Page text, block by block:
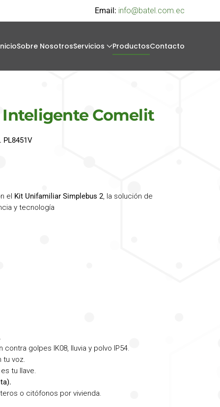
Email: info@batel.com.ec
Sobre NosotrosServicios ProductosContacto
Comelit
PL8451V
el Kit Unifamiliar Simplebus 2, la solución de
y tecnología
golpes IK08, lluvia y polvo IP54.
tu voz.
tu llave.
o citófonos por vivienda.